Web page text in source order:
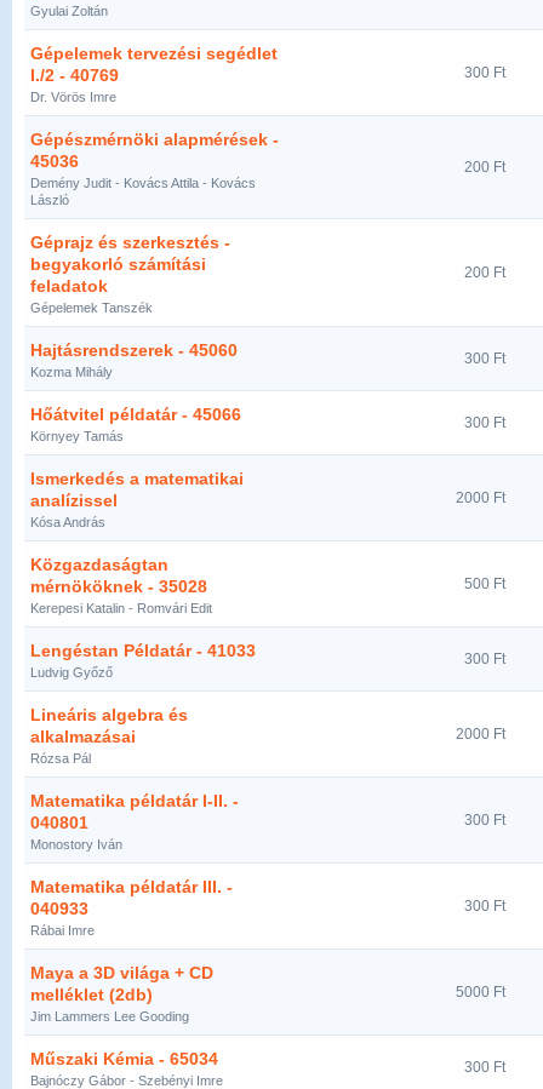
Gyulai Zoltán
Gépelemek tervezési segédlet
I./2 - 40769
Dr. Vörös Imre
300 Ft
Gépészmérnöki alapmérések -
45036
Demény Judit - Kovács Attila - Kovács
László
200 Ft
Géprajz és szerkesztés -
begyakorló számítási
feladatok
Gépelemek Tanszék
200 Ft
Hajtásrendszerek - 45060
Kozma Mihály
300 Ft
Hőátvitel példatár - 45066
Környey Tamás
300 Ft
Ismerkedés a matematikai
analízissel
Kósa András
2000 Ft
Közgazdaságtan
mérnököknek - 35028
Kerepesi Katalin - Romvári Edit
500 Ft
Lengéstan Példatár - 41033
Ludvig Győző
300 Ft
Lineáris algebra és
alkalmazásai
Rózsa Pál
2000 Ft
Matematika példatár I-II. -
040801
Monostory Iván
300 Ft
Matematika példatár III. -
040933
Rábai Imre
300 Ft
Maya a 3D világa + CD
melléklet (2db)
Jim Lammers Lee Gooding
5000 Ft
Műszaki Kémia - 65034
Bajnóczy Gábor - Szebényi Imre
300 Ft